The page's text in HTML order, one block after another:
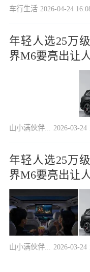
相
车行生活 2026-04-24
年轻人选25万
界M6要亮出让
山小满伙伴... 2026-03-24
年轻人选25万
界M6要亮出让
山小满伙伴... 2026-03-24